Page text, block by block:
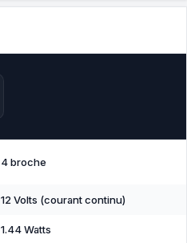
4 broche
12 Volts (courant continu)
1.44 Watts